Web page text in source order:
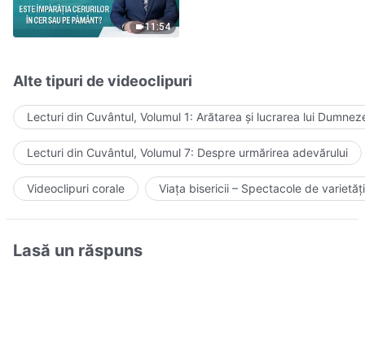
11:54
Alte tipuri de videoclipuri
Lecturi din Cuvântul, Volumul 1: Arătarea și lucrarea lui
Lecturi din Cuvântul, Volumul 7: Despre urmărirea adevărului
Videoclipuri corale Viața bisericii – Spectacole de varietăți
Lasă un răspuns